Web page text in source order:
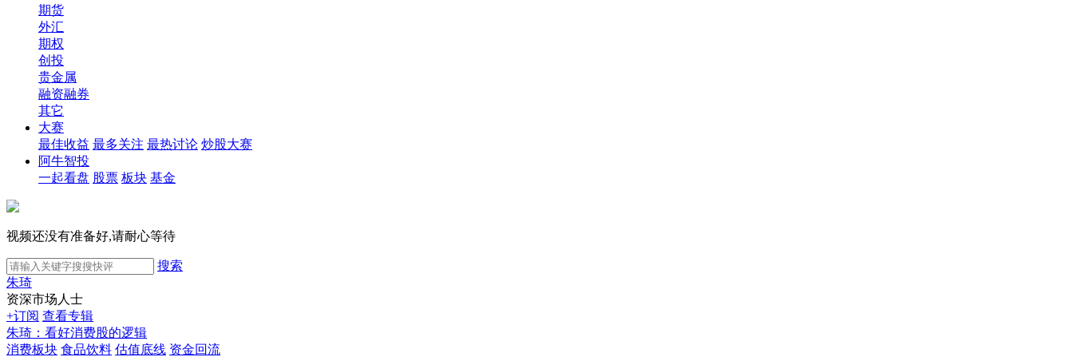
期货
外汇
期权
创投
贵金属
融资融券
其它
大赛
最佳收益 最多关注 最热讨论 炒股大赛
阿牛智投
一起看盘 股票 板块 基金
视频还没有准备好,请耐心等待
搜索
朱琦
资深市场人士
+订阅 查看专辑
朱琦：看好消费股的逻辑
消费板块 食品饮料 估值底线 资金回流